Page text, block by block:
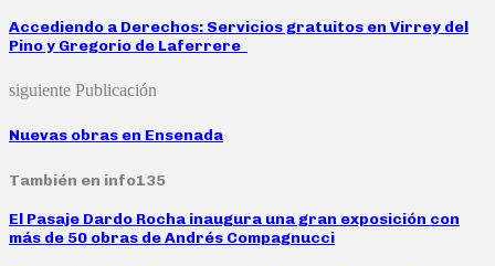
Accediendo a Derechos: Servicios gratuitos en Virrey del
Pino y Gregorio de Laferrere
siguiente Publicación
Nuevas obras en Ensenada
También en info135
El Pasaje Dardo Rocha inaugura una gran exposición con
más de 50 obras de Andrés Compagnucci